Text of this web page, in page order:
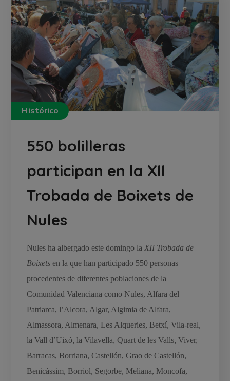
Histórico
550 bolilleras
participan en la XII
Trobada de Boixets de
Nules
Nules ha albergado este domingo la XII Trobada de
Boixets en la que han participado 550 personas
procedentes de diferentes poblaciones de la
Comunidad Valenciana como Nules, Alfara del
Patriarca, l’Alcora, Algar, Algimia de Alfara,
Almassora, Almenara, Les Alqueries, Betxí, Vila-real,
la Vall d’Uixó, la Vilavella, Quart de les Valls, Viver,
Barracas, Borriana, Castellón, Grao de Castellón,
Benicàssim, Borriol, Segorbe, Meliana, Moncofa,